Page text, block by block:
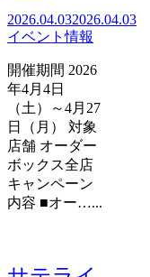
2026.04.032026.04.03
イベント情報
開催期間 2026
年4月4日
（土）～4月27
日（月） 対象
店舗 オーダー
ボックス全店
キャンペーン
内容 ■オー…...